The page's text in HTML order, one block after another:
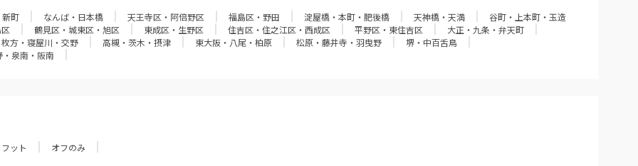
新町 なんば・日本橋 天王寺区・阿倍野区 福島区・野田 淀屋橋・本町・肥後橋 天神橋・天満
谷町・上本町・玉造
鶴見区・城東区・旭区 東成区・生野区 住吉区・住之江区・西成区 平野区・東住吉区
大正・九条・弁天町
枚方・寝屋川・交野 高槻・茨木・摂津 東大阪・八尾・柏原 松原・藤井寺・羽曳野
堺・中百舌鳥
・泉南・阪南
フット オフのみ